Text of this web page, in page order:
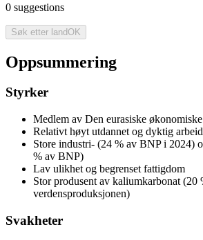
0 suggestions
Søk etter landOK
Oppsummering
Styrker
Medlem av Den eurasiske
Relativt høyt utdannet og dyktig
Store industri- (24 % av BNP i 2024)
% av BNP)
Lav ulikhet og begrenset fattigdom
Stor produsent av kaliumkarbonat (20
verdensproduksjonen)
Svakheter